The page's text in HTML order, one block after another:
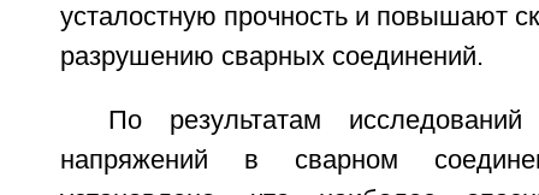
усталостную прочность и повышают
разрушению сварных соединений.
По результатам
напряжений в сварном